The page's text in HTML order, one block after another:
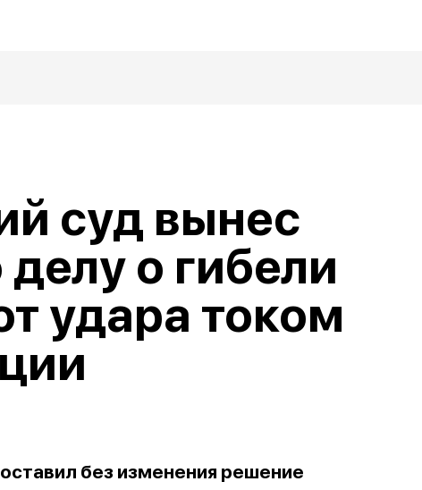
суд вынес
о гибели
удара током
без изменения решение